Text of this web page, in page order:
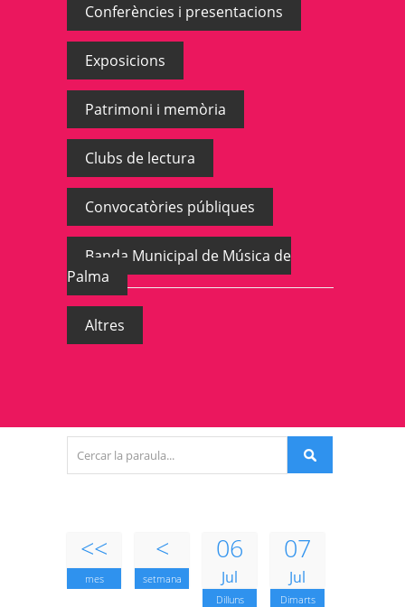
Conferències i presentacions
Exposicions
Patrimoni i memòria
Clubs de lectura
Convocatòries públiques
Banda Municipal de Música de
Palma
Altres
<<
mes
<
setmana
06
Jul
Dilluns
07
Jul
Dimarts